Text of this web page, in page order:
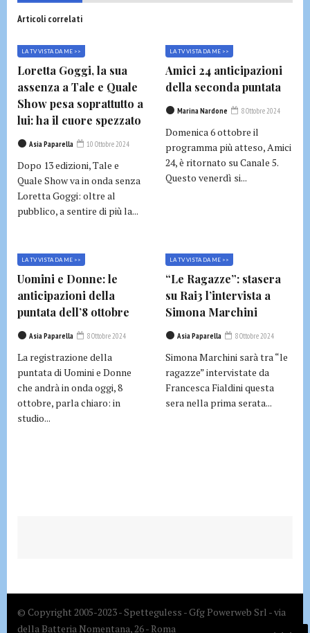
Articoli correlati
LA TV VISTA DA ME >>
Loretta Goggi, la sua
assenza a Tale e Quale
Show pesa soprattutto a
lui: ha il cuore spezzato
Asia Paparella 10 Ottobre 2024
Dopo 13 edizioni, Tale e
Quale Show va in onda senza
Loretta Goggi: oltre al
pubblico, a sentire di più la...
LA TV VISTA DA ME >>
Amici 24 anticipazioni
della seconda puntata
Marina Nardone 8 Ottobre 2024
Domenica 6 ottobre il
programma più atteso, Amici
24, è ritornato su Canale 5.
Questo venerdì si...
LA TV VISTA DA ME >>
Uomini e Donne: le
anticipazioni della
puntata dell’8 ottobre
Asia Paparella 8 Ottobre 2024
La registrazione della
puntata di Uomini e Donne
che andrà in onda oggi, 8
ottobre, parla chiaro: in
studio...
LA TV VISTA DA ME >>
“Le Ragazze”: stasera
su Rai3 l’intervista a
Simona Marchini
Asia Paparella 8 Ottobre 2024
Simona Marchini sarà tra “le
ragazze” intervistate da
Francesca Fialdini questa
sera nella prima serata...
© Copyright 2005-2023 - Spetteguless - Gfg Powerweb Srl - via
della Batteria Nomentana, 26 - Roma